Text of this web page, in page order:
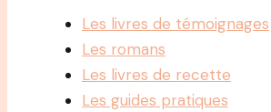
Les livres de témoignages
Les romans
Les livres de recette
Les guides pratiques